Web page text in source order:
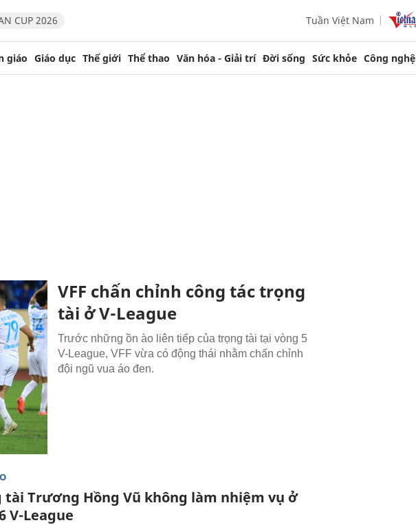
CUP 2026 Tuần Việt Nam
giáo Giáo dục Thế giới Thể thao Văn hóa - Giải trí Đời sống Sức khỏe Công nghệ
VFF chấn chỉnh công tác trọng
tài ở V-League
Trước những ồn ào liên tiếp của trọng tài tại vòng 5
V-League, VFF vừa có động thái nhằm chấn chỉnh
đội ngũ vua áo đen.
tài Trương Hồng Vũ không làm nhiệm vụ ở
V-League